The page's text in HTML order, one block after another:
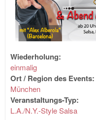
Wiederholung:
einmalig
Ort / Region des Events:
München
Veranstaltungs-Typ:
L.A./N.Y.-Style Salsa